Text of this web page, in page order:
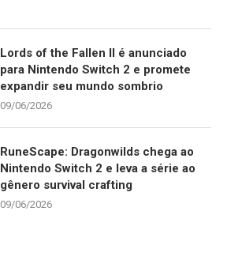
Lords of the Fallen II é anunciado
para Nintendo Switch 2 e promete
expandir seu mundo sombrio
09/06/2026
RuneScape: Dragonwilds chega ao
Nintendo Switch 2 e leva a série ao
gênero survival crafting
09/06/2026